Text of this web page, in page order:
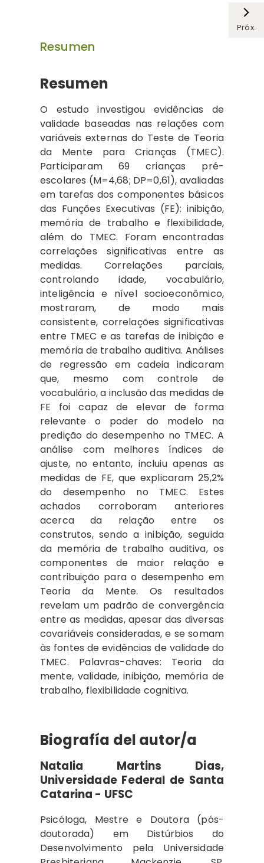
Próx.
Resumen
Resumen
O estudo investigou evidências de
validade baseadas nas relações com
variáveis externas do Teste de Teoria
da Mente para Crianças (TMEC).
Participaram 69 crianças pré-
escolares (M=4,68; DP=0,61), avaliadas
em tarefas dos componentes básicos
das Funções Executivas (FE): inibição,
memória de trabalho e flexibilidade,
além do TMEC. Foram encontradas
correlações significativas entre as
medidas. Correlações parciais,
controlando idade, vocabulário,
inteligência e nível socioeconômico,
mostraram, de modo mais
consistente, correlações significativas
entre TMEC e as tarefas de inibição e
memória de trabalho auditiva. Análises
de regressão em cadeia indicaram
que, mesmo com controle de
vocabulário, a inclusão das medidas de
FE foi capaz de elevar de forma
relevante o poder do modelo na
predição do desempenho no TMEC. A
análise com melhores índices de
ajuste, no entanto, incluiu apenas as
medidas de FE, que explicaram 25,2%
do desempenho no TMEC. Estes
achados corroboram anteriores
acerca da relação entre os
construtos, sendo a inibição, seguida
da memória de trabalho auditiva, os
componentes de maior relação e
contribuição para o desempenho em
Teoria da Mente. Os resultados
revelam um padrão de convergência
entre as medidas, apesar das diversas
covariáveis consideradas, e se somam
às fontes de evidências de validade do
TMEC. Palavras-chaves: Teoria da
mente, validade, inibição, memória de
trabalho, flexibilidade cognitiva.
Biografía del autor/a
Natalia Martins Dias,
Universidade Federal de Santa
Catarina - UFSC
Psicóloga, Mestre e Doutora (pós-
doutorada) em Distúrbios do
Desenvolvimento pela Universidade